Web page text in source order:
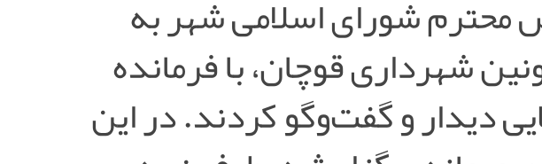
محترم شورای اسلامی شهر به
شهرداری قوچان، با فرمانده
تولایی دیدار و گفت‌وگو کردند. در این